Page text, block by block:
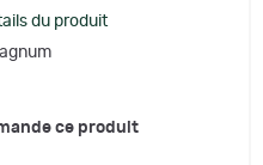
du produit
ce produit